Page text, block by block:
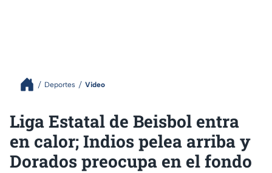
Deportes Video
Liga Estatal de Beisbol entra
en calor; Indios pelea arriba y
Dorados preocupa en el fondo